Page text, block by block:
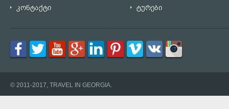
კონტაქტი
ტურები
© 2011-2017, TRAVEL IN GEORGIA.